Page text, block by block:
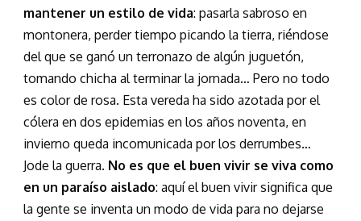
mantener un estilo de vida: pasarla sabroso en
montonera, perder tiempo picando la tierra, riéndose
del que se ganó un terronazo de algún juguetón,
tomando chicha al terminar la jornada… Pero no todo
es color de rosa. Esta vereda ha sido azotada por el
cólera en dos epidemias en los años noventa, en
invierno queda incomunicada por los derrumbes…
Jode la guerra. No es que el buen vivir se viva como
en un paraíso aislado: aquí el buen vivir significa que
la gente se inventa un modo de vida para no dejarse